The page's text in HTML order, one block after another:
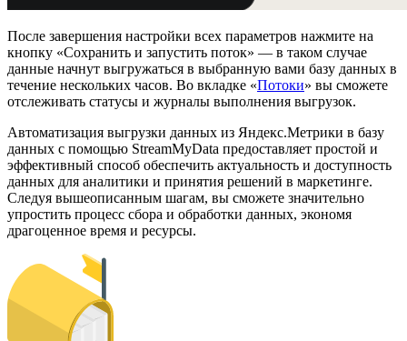
После завершения настройки всех параметров нажмите на
кнопку «Сохранить и запустить поток» — в таком случае
данные начнут выгружаться в выбранную вами базу данных в
течение нескольких часов. Во вкладке «Потоки» вы сможете
отслеживать статусы и журналы выполнения выгрузок.
Автоматизация выгрузки данных из Яндекс.Метрики в базу
данных с помощью StreamMyData предоставляет простой и
эффективный способ обеспечить актуальность и доступность
данных для аналитики и принятия решений в маркетинге.
Следуя вышеописанным шагам, вы сможете значительно
упростить процесс сбора и обработки данных, экономя
драгоценное время и ресурсы.